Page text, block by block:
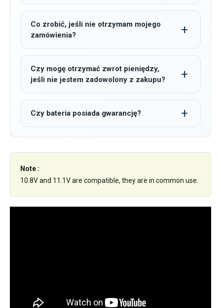
Co zrobić, jeśli nie otrzymam mojego
zamówienia?
Czy mogę otrzymać zwrot pieniędzy,
jeśli nie jestem zadowolony z zakupu?
Czy bateria posiada gwarancję?
Note :
10.8V and 11.1V are compatible, they are in common use.